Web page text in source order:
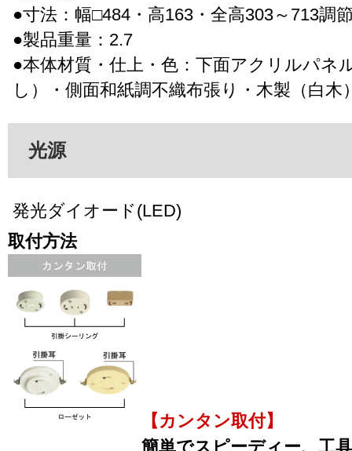
●寸法：幅□484・高163・全高303～713調
●製品重量：2.7
●本体材質・仕上・色：下面アクリルパネ
し）・側面和紙調不織布張り・木製（白木
光源
発光ダイオード(LED)
取付方法
【カンタン取付】
簡単でスピーディー、工